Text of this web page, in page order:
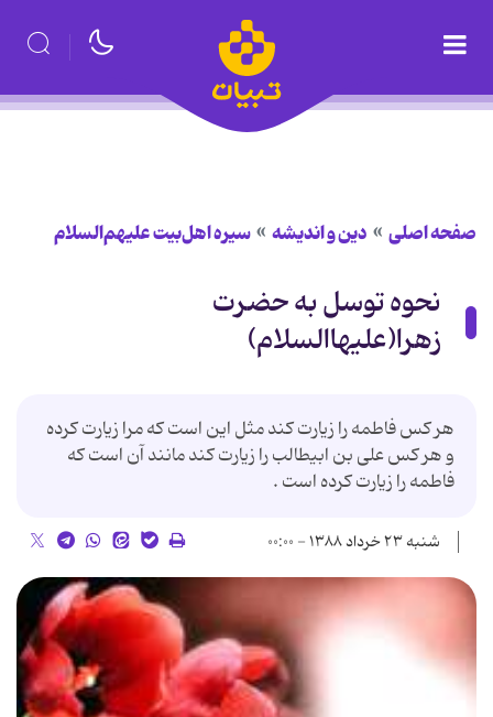
صفحه اصلی دین و اندیشه سیره اهل‌بیت علیهم‌السلام
نحوه توسل به حضرت
زهرا(علیهاالسلام)
هر كس فاطمه را زیارت كند مثل این است كه مرا زیارت كرده
و هر كس على بن ابیطالب را زیارت كند مانند آن است كه
فاطمه را زیارت كرده است .
شنبه ۲۳ خرداد ۱۳۸۸ - ۰۰:۰۰